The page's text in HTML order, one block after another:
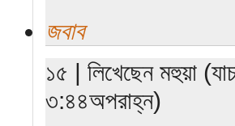
জবাব
১৫ | লিখেছেন মহুয়া
৩:৪৪অপরাহ্ন)